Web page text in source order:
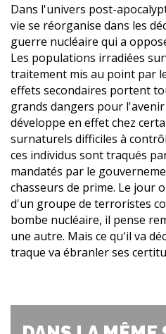
Dans l'univers post-
vie se réorganise dans les
guerre nucléaire qui a
Les populations irradiées
traitement mis au point par
effets secondaires portent
grands dangers pour l'avenir
développe en effet chez
surnaturels difficiles à
ces individus sont traqués
mandatés par le
chasseurs de prime. Le jour
d'un groupe de terroristes
bombe nucléaire, il pense
une autre. Mais ce qu'il va
traque va ébranler ses